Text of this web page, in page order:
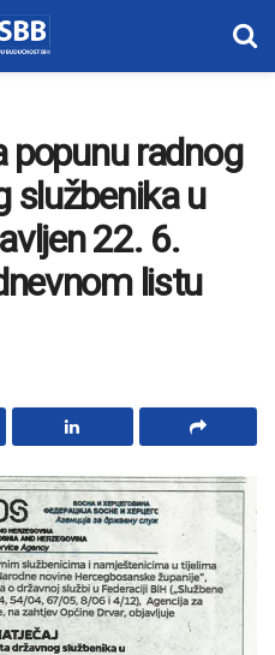
popunu radnog
službenika u
22. 6.
listu